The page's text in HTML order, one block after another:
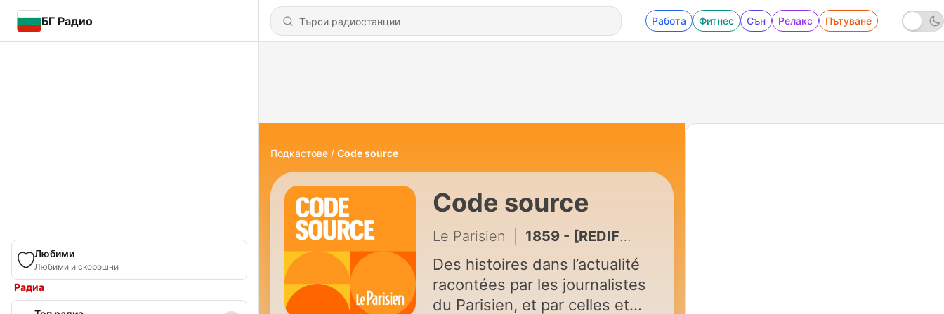
БГ Радио Работа Фитнес Сън Релакс Пътуване
Любими
Любими и скорошни
Радиа
Подкастове Code source
Code source
Le Parisien 1859 - [REDIFF] Kyan Khojandi : bref, pourquoi il va mieux
Des histoires dans l’actualité
racontées par les journalistes
du Parisien, et par celles et